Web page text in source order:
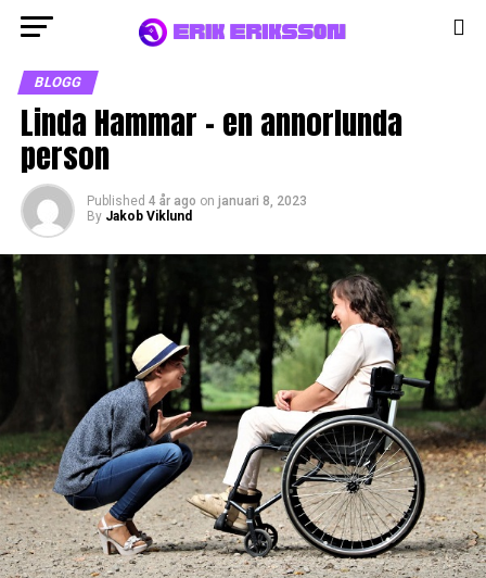
BLOGG
Linda Hammar – en annorlunda
person
Published 4 år ago on januari 8, 2023
By Jakob Viklund